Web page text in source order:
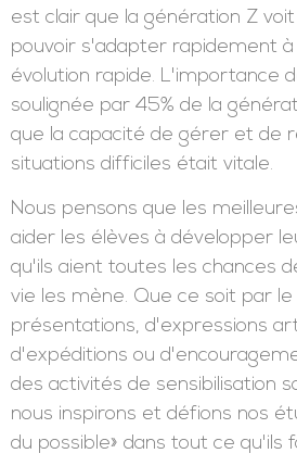
«La vie nous lance
courbes. C'est inévitable, mais
nous réagissons à une
Chaque action a une réaction
contrôler notre réaction, nous
résultat.
Boules courbes. Tout cela fait
est clair que la génération Z voit
pouvoir s'adapter rapidement à
évolution rapide. L'importance
soulignée par 45% de la
que la capacité de gérer et de
situations difficiles était vitale.
Nous pensons que les
aider les élèves à développer